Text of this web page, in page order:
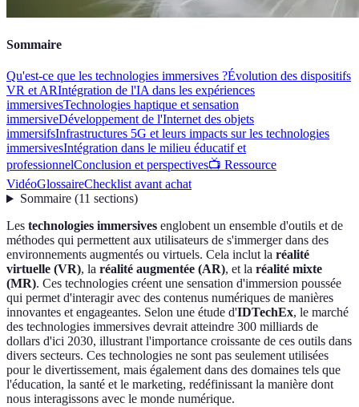
Sommaire
Qu'est-ce que les technologies immersives ?Évolution des dispositifs
VR et ARIntégration de l'IA dans les expériences
immersivesTechnologies haptique et sensation
immersiveDéveloppement de l'Internet des objets
immersifsInfrastructures 5G et leurs impacts sur les technologies
immersivesIntégration dans le milieu éducatif et
professionnelConclusion et perspectives📺 Ressource
VidéoGlossaireChecklist avant achat
Sommaire(11 sections)
Les technologies immersives englobent un ensemble d'outils et de
méthodes qui permettent aux utilisateurs de s'immerger dans des
environnements augmentés ou virtuels. Cela inclut la réalité
virtuelle (VR), la réalité augmentée (AR), et la réalité mixte
(MR). Ces technologies créent une sensation d'immersion poussée
qui permet d'interagir avec des contenus numériques de manières
innovantes et engageantes. Selon une étude d'IDTechEx, le marché
des technologies immersives devrait atteindre 300 milliards de
dollars d'ici 2030, illustrant l'importance croissante de ces outils dans
divers secteurs. Ces technologies ne sont pas seulement utilisées
pour le divertissement, mais également dans des domaines tels que
l'éducation, la santé et le marketing, redéfinissant la manière dont
nous interagissons avec le monde numérique.